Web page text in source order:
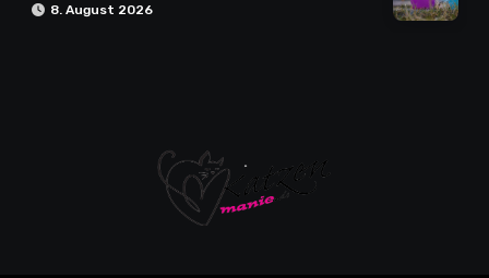
8. August 2026